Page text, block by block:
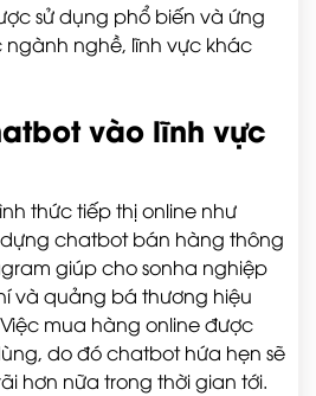
sử dụng phổ biến và ứng
nghề, lĩnh vực khác
vào lĩnh vực
thức tiếp thị online như
dựng chatbot bán hàng thông
giúp cho sonha nghiệp
và quảng bá thương hiệu
mua hàng online được
do đó chatbot hứa hẹn sẽ
hơn nữa trong thời gian tới.